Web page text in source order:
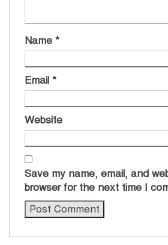
Name *
Email *
Website
Save my name, email, and
browser for the next time I